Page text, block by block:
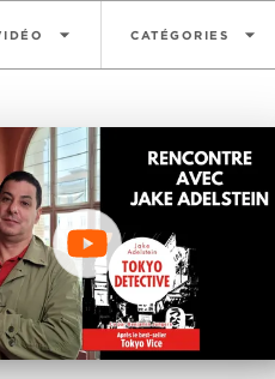
arrow_drop_down CATÉGORIES arrow_drop_down